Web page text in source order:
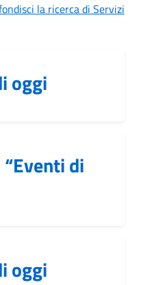
la ricerca di Servizi
oggi
di
oggi